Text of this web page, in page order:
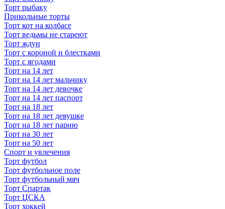
Торт рыбаку
Прикольные торты
Торт кот на колбасе
Торт ведьмы не стареют
Торт ждун
Торт с короной и блестками
Торт с ягодами
Торт на 14 лет
Торт на 14 лет мальчику
Торт на 14 лет девочке
Торт на 14 лет паспорт
Торт на 18 лет
Торт на 18 лет девушке
Торт на 18 лет парню
Торт на 30 лет
Торт на 50 лет
Спорт и увлечения
Торт футбол
Торт футбольное поле
Торт футбольный мяч
Торт Спартак
Торт ЦСКА
Торт хоккей